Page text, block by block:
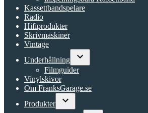
dropdown
menu
Kassettbandspelare
Radio
Hifiprodukter
Skrivmaskiner
Vintage
Underhållning
Open
Filmguider
Vinylskivor
Om FranksGarage.se
Produkter
Open